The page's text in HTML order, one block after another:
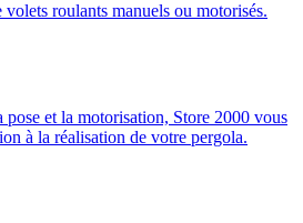
roulants manuels ou motorisés.
pose et la motorisation, Store 2000 vous
à la réalisation de votre pergola.